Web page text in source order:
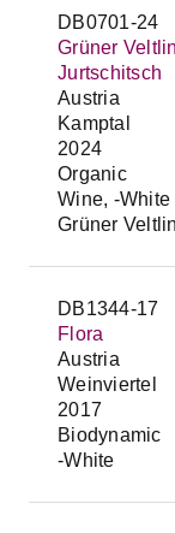
DB0701-24
Grüner
Jurtschitsch
Austria
Kamptal
2024
Organic
Wine, -White
Grüner
DB1344-17
Flora
Austria
Weinviertel
2017
Biodynamic
-White